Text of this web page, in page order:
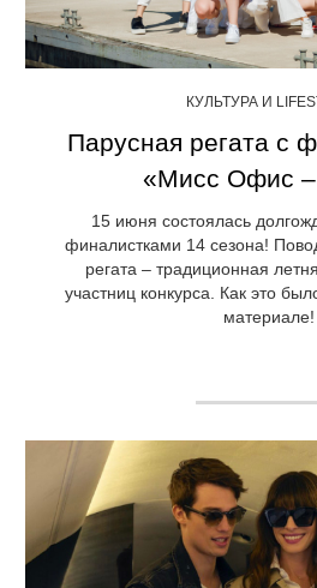
КУЛЬТУРА И
Парусная регата с
«Мисс Офис –
15 июня состоялась
финалистками 14 сезона!
регата – традиционная
участниц конкурса. Как это
материале!